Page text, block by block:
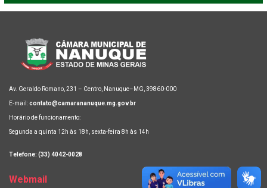
Av. Geraldo Romano, 231 – Centro, Nanuque–MG, 39860-000
E-mail:contato@camarananuque.mg.gov.br
Horário de funcionamento:
Segunda a quinta 12h às 18h, sexta-feira 8h às 14h
Telefone: (33) 4042-0028
Webmail